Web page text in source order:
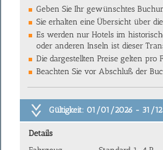
Geben Sie Ihr gewünschtes
Sie erhalten eine Übersicht über
Es werden nur Hotels im
oder anderen Inseln ist dieser
Die dargestellten Preise gelten pro
Beachten Sie vor Abschluß der
Gültigkeit: 01/01/2026 - 31/
Details